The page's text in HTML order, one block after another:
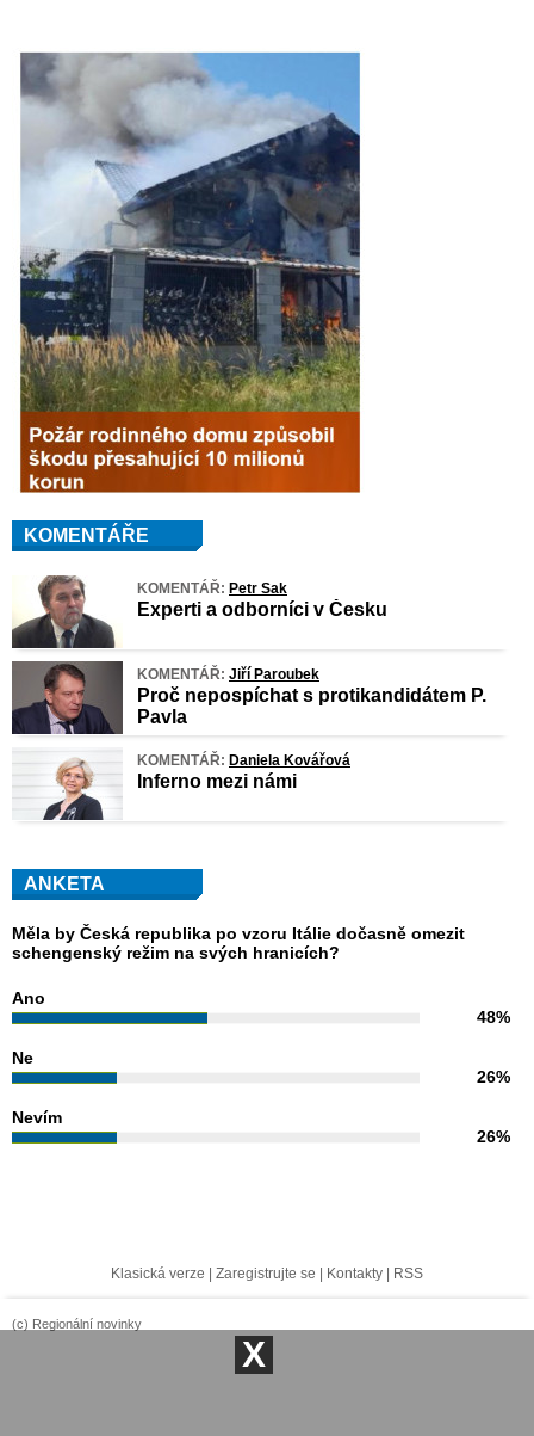
KOMENTÁŘE
KOMENTÁŘ: Petr Sak
Experti a odborníci v Česku
KOMENTÁŘ: Jiří Paroubek
Proč nepospíchat s protikandidátem P.
Pavla
KOMENTÁŘ: Daniela Kovářová
Inferno mezi námi
ANKETA
Měla by Česká republika po vzoru Itálie dočasně omezit
schengenský režim na svých hranicích?
Ano
48%
Ne
26%
Nevím
26%
Klasická verze Zaregistrujte se Kontakty RSS
(c) Regionální novinky
X